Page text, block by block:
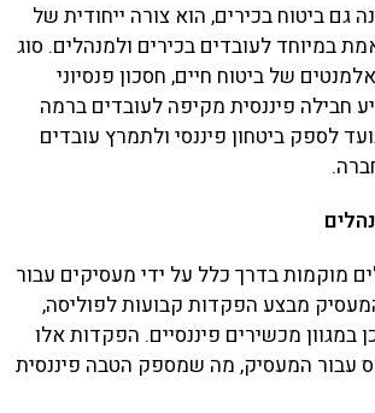
גם ביטוח בכירים, הוא צורה ייחודית של
במיוחד לעובדים בכירים ולמנהלים. סוג
של ביטוח חיים, חסכון פנסיוני
חבילה פיננסית מקיפה לעובדים ברמה
לספק ביטחון פיננסי ולתמרץ עובדים
מוקמות בדרך כלל על ידי מעסיקים עבור
מבצע הפקדות קבועות לפוליסה,
מכשירים פיננסיים. הפקדות אלו
מס עבור המעסיק, מה שמספק הטבה פיננסית